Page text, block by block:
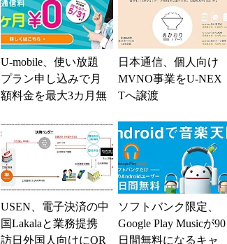
U-mobile、使い放題
プラン申し込みで月
額料金を最大3カ月無
ン
日本通信、個人向け
MVNO事業をU-NEX
Tへ譲渡
USEN、電子決済の中
国Lakalaと業務提携
訪日外国人向けにQR
ソフトバンク限定、
Google Play Musicが90
日間無料になるキャ